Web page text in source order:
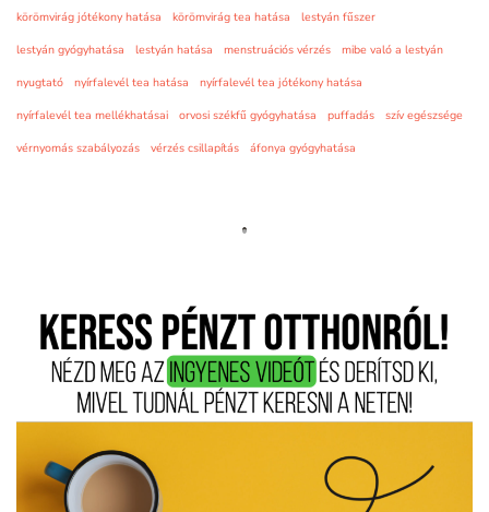
körömvirág jótékony hatása
körömvirág tea hatása
lestyán fűszer
lestyán gyógyhatása
lestyán hatása menstruációs vérzés
mibe való a lestyán
nyugtató
nyírfalevél tea hatása
nyírfalevél tea jótékony hatása
nyírfalevél tea mellékhatásai
orvosi székfű gyógyhatása puffadás
szív egészsége
vérnyomás szabályozás
vérzés csillapítás áfonya gyógyhatása